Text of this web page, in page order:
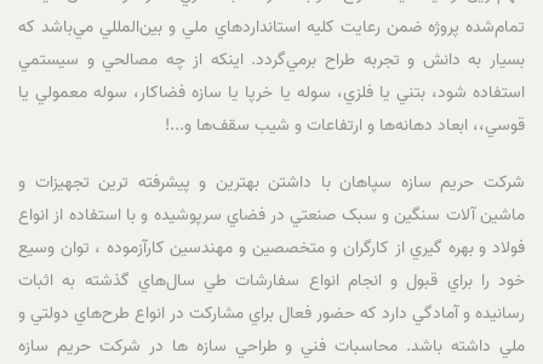
تمام‌شده پروژه ضمن رعايت کليه استانداردهاي ملي و بين‌المللي مي‌باشد که
بسيار به دانش و تجربه طراح برمي‌گردد. اينکه از چه مصالحي و سيستمي
استفاده شود، بتني يا فلزي، سوله يا خرپا يا سازه فضاکار، سوله معمولي يا
قوسي،، ابعاد دهانه‌ها و ارتفاعات و شيب سقف‌ها و...!
شرکت حريم سازه سپاهان با داشتن بهترين و پيشرفته ترين تجهيزات و
ماشين آلات سنگين و سبک صنعتي در فضاي سرپوشيده و با استفاده از انواع
فولاد و بهره گيري از کارگران و متخصصين و مهندسين کارآزموده ، توان وسيع
خود را براي قبول و انجام انواع سفارشات طي سال‌هاي گذشته به اثبات
رسانيده و آمادگي دارد که حضور فعال براي مشارکت در انواع طرح‌هاي دولتي و
ملي داشته باشد. محاسبات فني و طراحي سازه ها در شرکت حريم سازه